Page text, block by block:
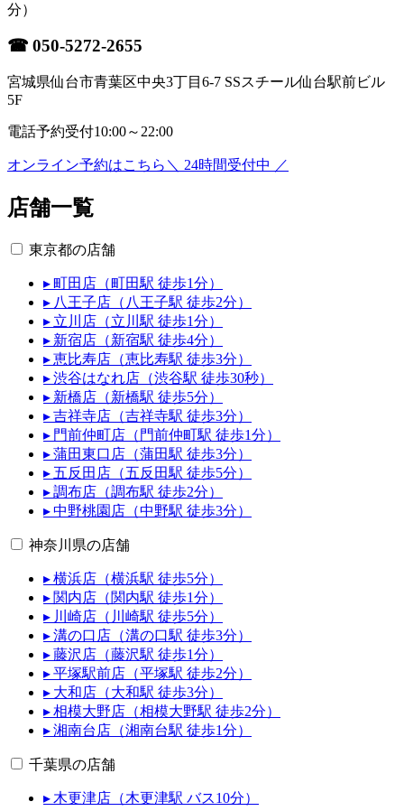
分）
☎ 050-5272-2655
宮城県仙台市青葉区中央3丁目6-7 SSスチール仙台駅前ビル
5F
電話予約受付10:00～22:00
オンライン予約はこちら ＼ 24時間受付中 ／
店舗一覧
東京都の店舗
▸ 町田店（町田駅 徒歩1分）
▸ 八王子店（八王子駅 徒歩2分）
▸ 立川店（立川駅 徒歩1分）
▸ 新宿店（新宿駅 徒歩4分）
▸ 恵比寿店（恵比寿駅 徒歩3分）
▸ 渋谷はなれ店（渋谷駅 徒歩30秒）
▸ 新橋店（新橋駅 徒歩5分）
▸ 吉祥寺店（吉祥寺駅 徒歩3分）
▸ 門前仲町店（門前仲町駅 徒歩1分）
▸ 蒲田東口店（蒲田駅 徒歩3分）
▸ 五反田店（五反田駅 徒歩5分）
▸ 調布店（調布駅 徒歩2分）
▸ 中野桃園店（中野駅 徒歩3分）
神奈川県の店舗
▸ 横浜店（横浜駅 徒歩5分）
▸ 関内店（関内駅 徒歩1分）
▸ 川崎店（川崎駅 徒歩5分）
▸ 溝の口店（溝の口駅 徒歩3分）
▸ 藤沢店（藤沢駅 徒歩1分）
▸ 平塚駅前店（平塚駅 徒歩2分）
▸ 大和店（大和駅 徒歩3分）
▸ 相模大野店（相模大野駅 徒歩2分）
▸ 湘南台店（湘南台駅 徒歩1分）
千葉県の店舗
▸ 木更津店（木更津駅 バス10分）